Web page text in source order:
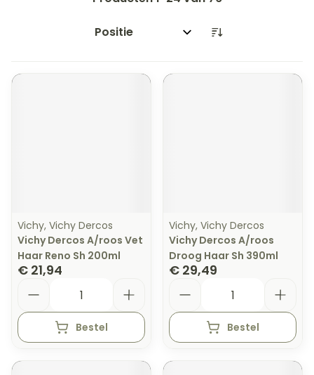
Sorteer op:
Vichy, Vichy Dercos
Vichy Dercos A/roos Vet
Haar Reno Sh 200ml
€ 21,94
Bestel
Vichy, Vichy Dercos
Vichy Dercos A/roos
Droog Haar Sh 390ml
€ 29,49
Bestel